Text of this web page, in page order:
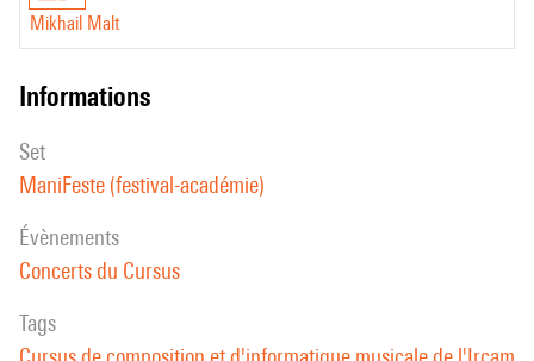
Mikhail Malt
informations
set
ManiFeste (festival-académie)
évènements
Concerts du Cursus
Tags